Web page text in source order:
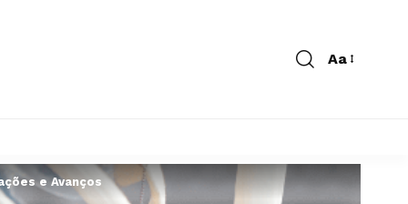
Aa
e Avanços